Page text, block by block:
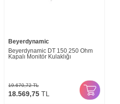
Beyerdynamic
Beyerdynamic DT 150 250 Ohm
Kapalı Monitör Kulaklığı
19.670,72TL
18.569,75 TL